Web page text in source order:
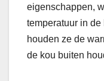
eigenschappen,
temperatuur in de
houden ze de
de kou buiten